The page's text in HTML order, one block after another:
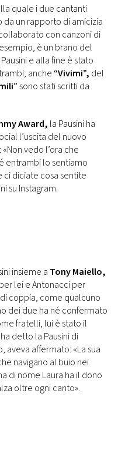
quale i due cantanti
un rapporto di amicizia
con canzoni di
è un brano del
e alla fine è stato
anche “Vivimi”, del
sono stati scritti da
Award, la Pausini ha
l’uscita del nuovo
vedo l’ora che
entrambi lo sentiamo
ci diciate cosa sentite
su Instagram.
insieme a Tony Maiello,
lei e Antonacci per
coppia, come qualcuno
dei due ha né confermato
fratelli, lui è stato il
detto la Pausini di
aveva affermato: «La sua
navigano al buio nei
di nome Laura ha il dono
oltre ogni canto».